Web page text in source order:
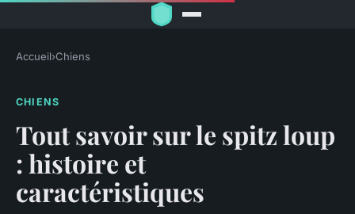
Accueil›Chiens
CHIENS
Tout savoir sur le spitz loup
: histoire et
caractéristiques